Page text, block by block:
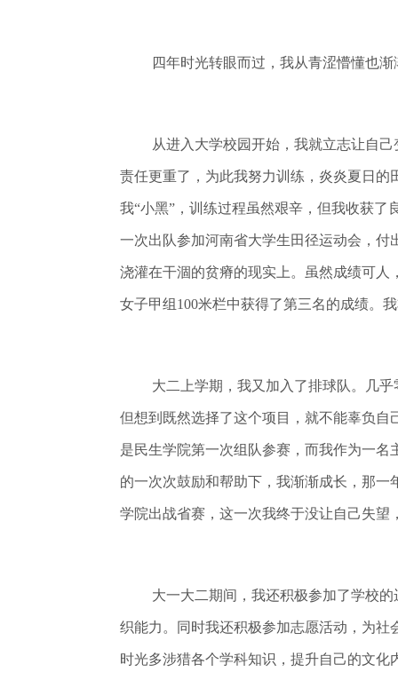
四年时光转眼而过，我从青涩懵懂也
从进入大学校园开始，我就立志让自
责任更重了，为此我努力训练，炎炎夏日
我“小黑”，训练过程虽然艰辛，但我收获
一次出队参加河南省大学生田径运动会，
浇灌在干涸的贫瘠的现实上。虽然成绩可人
女子甲组100米栏中获得了第三名的成绩。
大二上学期，我又加入了排球队。几
但想到既然选择了这个项目，就不能辜负自
是民生学院第一次组队参赛，而我作为一
的一次次鼓励和帮助下，我渐渐成长，那
学院出战省赛，这一次我终于没让自己失望
大一大二期间，我还积极参加了学校
织能力。同时我还积极参加志愿活动，为
时光多涉猎各个学科知识，提升自己的文化